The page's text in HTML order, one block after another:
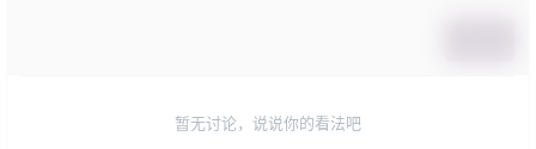
暂无讨论，说说你的看法吧